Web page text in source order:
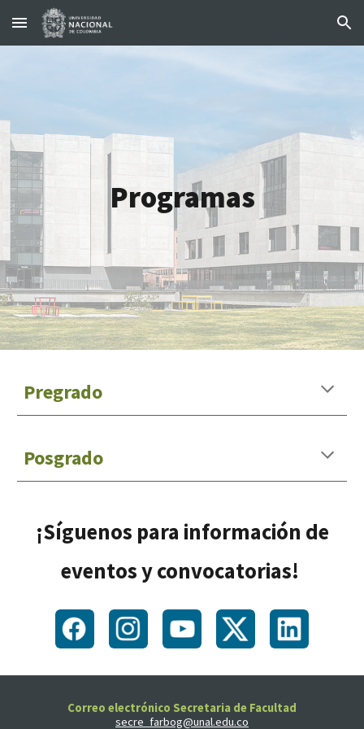
Skip to main content Skip to navigation
Programas
Pregrado
Posgrado
¡Síguenos para información de
eventos y convocatorias!
Correo electrónico Secretaria de Facultad
secre_farbog@unal.edu.co